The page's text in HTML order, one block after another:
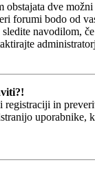
dve
forumi bodo od
navodilom,
in
uporabnike,